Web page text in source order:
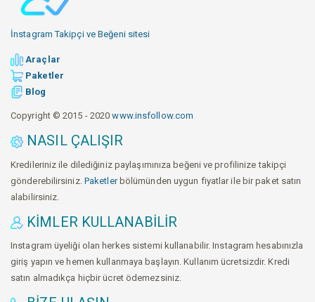
İnstagram Takipçi ve Beğeni sitesi
Araçlar
Paketler
Blog
Copyright © 2015 - 2020www.insfollow.com
NASIL ÇALIŞIR
Kredileriniz ile dilediğiniz paylaşımınıza beğeni ve profilinize takipçi
gönderebilirsiniz. Paketlerbölümünden uygun fiyatlar ile bir paket satın
alabilirsiniz.
KIMLER KULLANABILIR
Instagram üyeliği olan herkes sistemi kullanabilir. Instagram hesabınızla
giriş yapın ve hemen kullanmaya başlayın. Kullanım ücretsizdir. Kredi
satın almadıkça hiçbir ücret ödemezsiniz.